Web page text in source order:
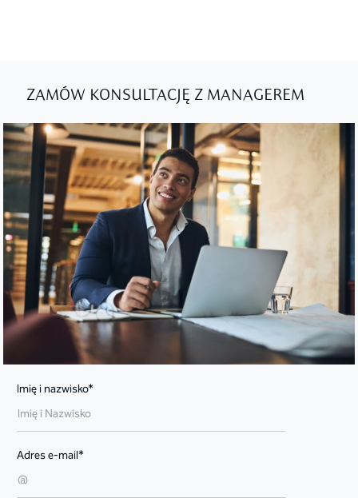
ZAMÓW KONSULTACJĘ Z MANAGEREM
Imię i nazwisko*
Adres e-mail*